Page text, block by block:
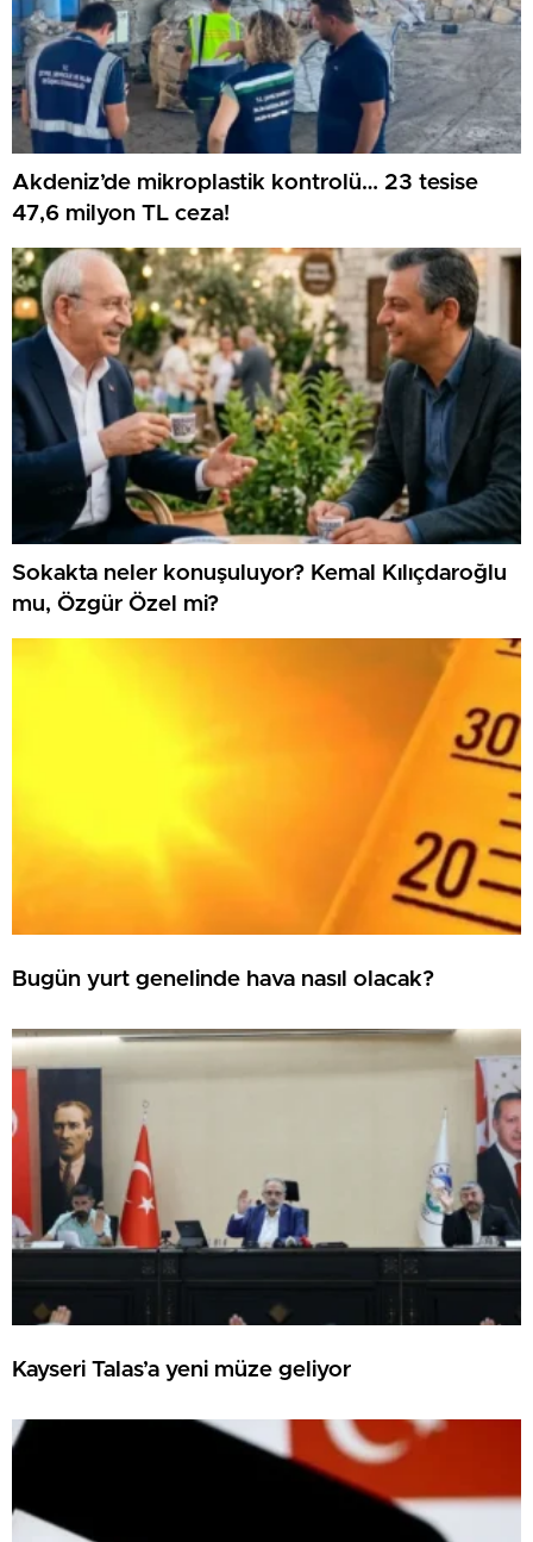
Akdeniz’de mikroplastik kontrolü… 23 tesise
47,6 milyon TL ceza!
Sokakta neler konuşuluyor? Kemal Kılıçdaroğlu
mu, Özgür Özel mi?
Bugün yurt genelinde hava nasıl olacak?
Kayseri Talas’a yeni müze geliyor